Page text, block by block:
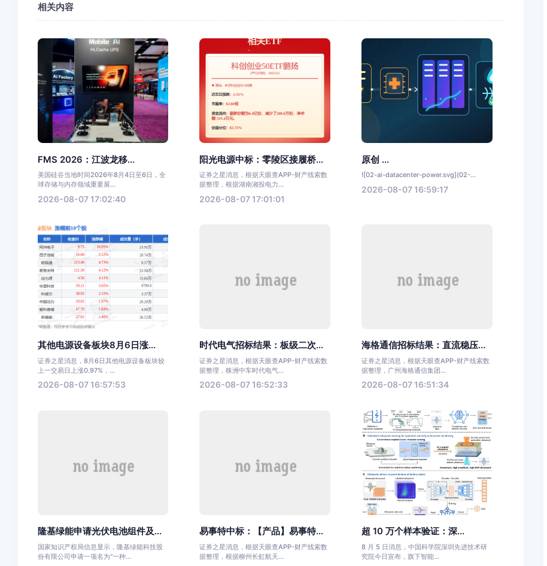
相关内容
FMS 2026：江波龙移...
美国硅谷当地时间2026年8月4日至6日，全
球存储与内存领域重要展...
2026-08-07 17:02:40
阳光电源中标：零陵区接履桥...
证券之星消息，根据天眼查APP-财产线索数
据整理，根据湖南湘投电力...
2026-08-07 17:01:01
原创 ...
![02-ai-datacenter-power.svg](02-...
2026-08-07 16:59:17
其他电源设备板块8月6日涨...
证券之星消息，8月6日其他电源设备板块较
上一交易日上涨0.97%，...
2026-08-07 16:57:53
时代电气招标结果：板级二次...
证券之星消息，根据天眼查APP-财产线索数
据整理，株洲中车时代电气...
2026-08-07 16:52:33
海格通信招标结果：直流稳压...
证券之星消息，根据天眼查APP-财产线索数
据整理，广州海格通信集团...
2026-08-07 16:51:34
隆基绿能申请光伏电池组件及...
国家知识产权局信息显示，隆基绿能科技股
份有限公司申请一项名为“一种...
易事特中标：【产品】易事特...
证券之星消息，根据天眼查APP-财产线索数
据整理，根据柳州长虹航天...
超 10 万个样本验证：深...
8 月 5 日消息，中国科学院深圳先进技术研
究院今日宣布，旗下智能...